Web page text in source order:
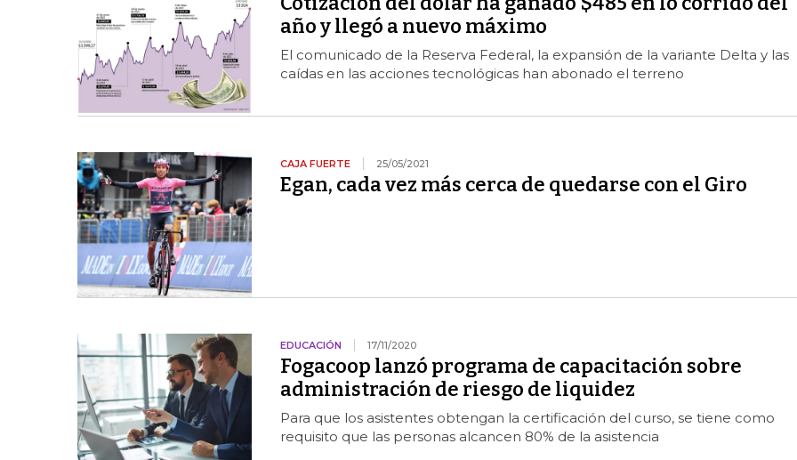
año y llegó a nuevo máximo
El comunicado de la Reserva Federal, la expansión de la variante Delta y las
caídas en las acciones tecnológicas han abonado el terreno
CAJA FUERTE 25/05/2021
Egan, cada vez más cerca de quedarse con el Giro
EDUCACIÓN 17/11/2020
Fogacoop lanzó programa de capacitación sobre
administración de riesgo de liquidez
Para que los asistentes obtengan la certificación del curso, se tiene como
requisito que las personas alcancen 80% de la asistencia